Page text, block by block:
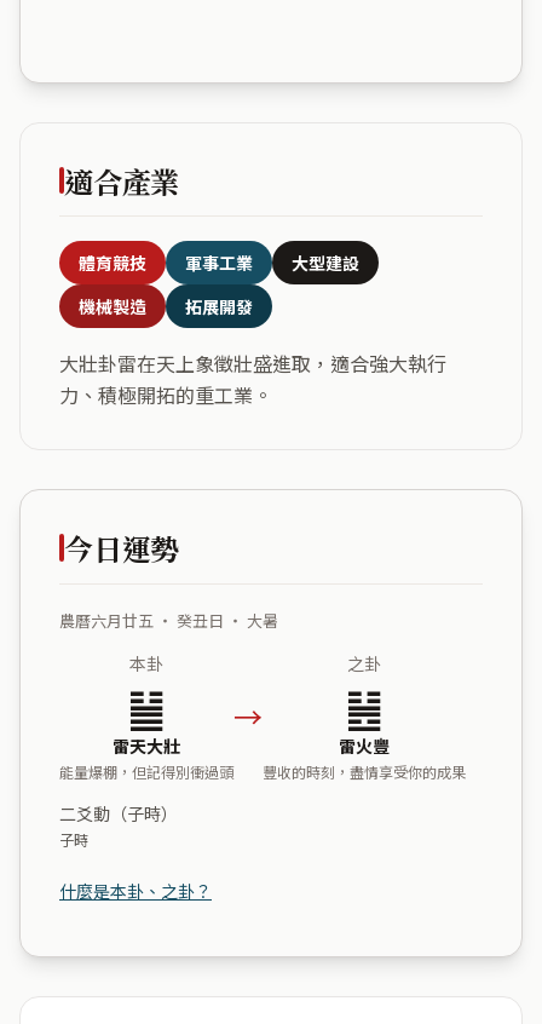
適合產業
體育競技 軍事工業
大型建設
機械製造
拓展開發
大壯卦雷在天上象徵壯盛進取，適合強大執行
力、積極開拓的重工業。
今日運勢
農曆六月廿五 ・ 癸丑日 ・ 大暑
本卦
䷡
雷天大壯
能量爆棚，但記得別衝過頭
→
之卦
䷶
雷火豐
豐收的時刻，盡情享受你的成果
二爻動（子時）
子時
什麼是本卦、之卦？